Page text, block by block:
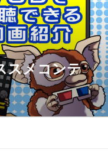
スメコンテ